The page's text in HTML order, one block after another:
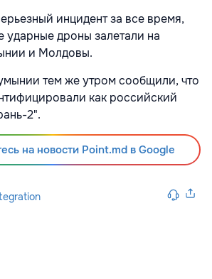
инцидент за все время,
ударные дроны залетали на
и Молдовы.
тем же утром сообщили, что
как российский
2".
на новости Point.md в Google